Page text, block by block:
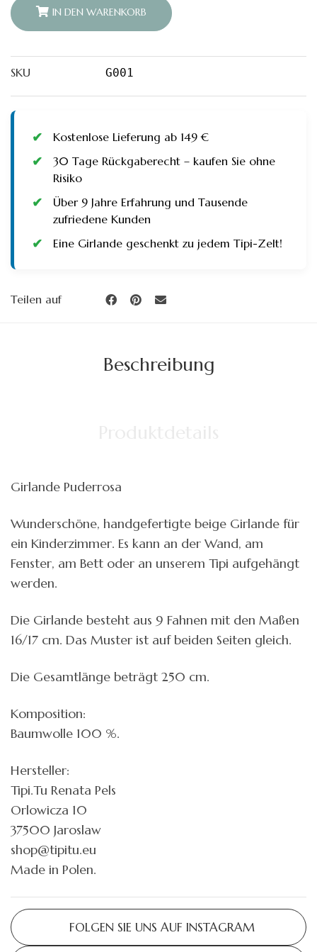
IN DEN WARENKORB
SKU G001
Kostenlose Lieferung ab 149 €
30 Tage Rückgaberecht – kaufen Sie ohne
Risiko
Über 9 Jahre Erfahrung und Tausende
zufriedene Kunden
Eine Girlande geschenkt zu jedem Tipi-Zelt!
Teilen auf
Beschreibung
Girlande Puderrosa
Wunderschöne, handgefertigte beige Girlande für
ein Kinderzimmer. Es kann an der Wand, am
Fenster, am Bett oder an unserem Tipi aufgehängt
werden.
Die Girlande besteht aus 9 Fahnen mit den Maßen
16/17 cm. Das Muster ist auf beiden Seiten gleich.
Die Gesamtlänge beträgt 250 cm.
Komposition:
Baumwolle 100 %.
Hersteller:
Tipi.Tu Renata Pels
Orlowicza 10
37500 Jaroslaw
shop@tipitu.eu
Made in Polen.
FOLGEN SIE UNS AUF INSTAGRAM